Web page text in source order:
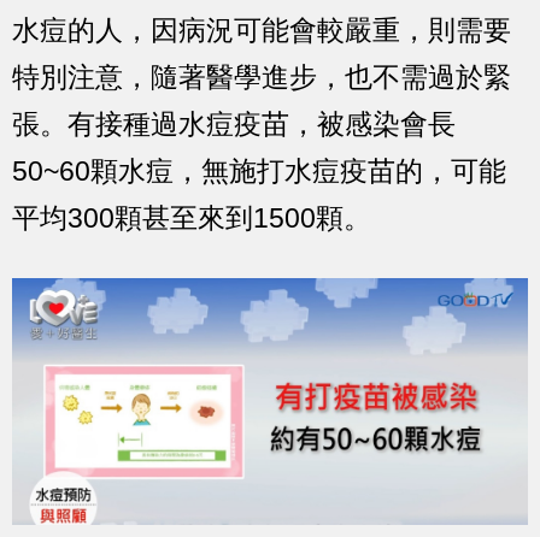
水痘的人，因病況可能會較嚴重，則需要
特別注意，隨著醫學進步，也不需過於緊
張。有接種過水痘疫苗，被感染會長
50~60顆水痘，無施打水痘疫苗的，可能
平均300顆甚至來到1500顆。